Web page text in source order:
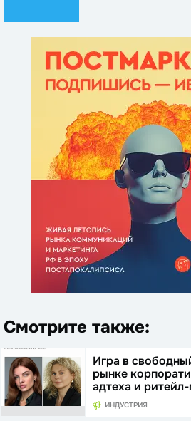
Смотрите также:
Игра в
рынке
адтеха и
ИНДУСТРИЯ